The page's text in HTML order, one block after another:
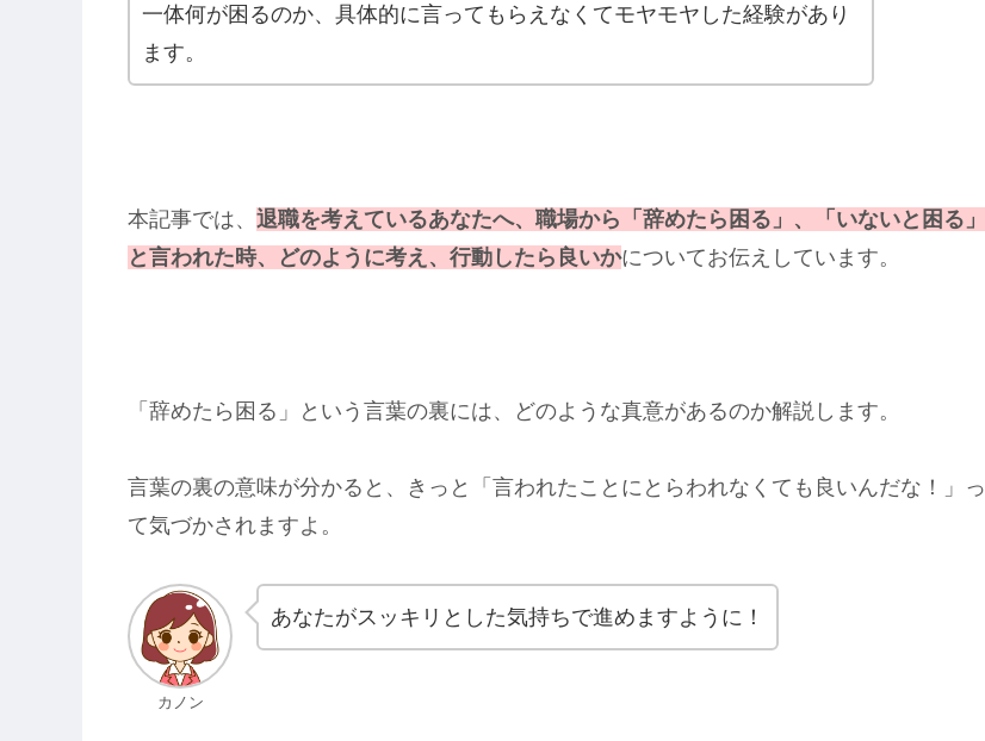
一体何が困るのか、 具体的に言ってもらえなくてモヤモヤした経験があり
ます。
本記事では、 退職を考えているあなたへ、職場から「辞めたら困る」、「いないと困る」
と言われた時、どのように考え、行動したら良いかについてお伝えしています。
「辞めたら困る」という言葉の裏には、どのような真意があるのか解説します。
言葉の裏の意味が分かると、きっと「言われたことにとらわれなくても良いんだな！」っ
て気づかされますよ。
カノン
あなたがスッキリとした気持ちで進めますように！